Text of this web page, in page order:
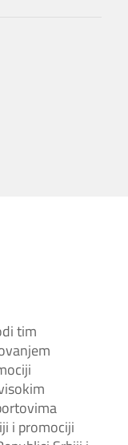
tim
i promociji